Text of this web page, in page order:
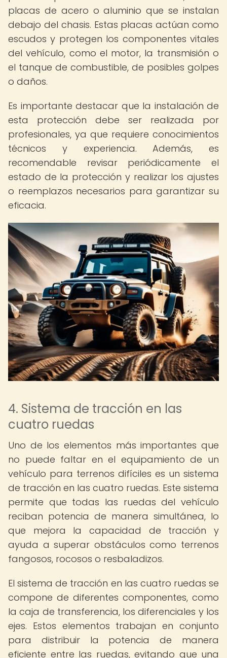
placas de acero o aluminio que se instalan
debajo del chasis. Estas placas actúan como
escudos y protegen los componentes vitales
del vehículo, como el motor, la transmisión o
el tanque de combustible, de posibles golpes
o daños.
Es importante destacar que la instalación de
esta protección debe ser realizada por
profesionales, ya que requiere conocimientos
técnicos y experiencia. Además, es
recomendable revisar periódicamente el
estado de la protección y realizar los ajustes
o reemplazos necesarios para garantizar su
eficacia.
4. Sistema de tracción en las
cuatro ruedas
Uno de los elementos más importantes que
no puede faltar en el equipamiento de un
vehículo para terrenos difíciles es un sistema
de tracción en las cuatro ruedas. Este sistema
permite que todas las ruedas del vehículo
reciban potencia de manera simultánea, lo
que mejora la capacidad de tracción y
ayuda a superar obstáculos como terrenos
fangosos, rocosos o resbaladizos.
El sistema de tracción en las cuatro ruedas se
compone de diferentes componentes, como
la caja de transferencia, los diferenciales y los
ejes. Estos elementos trabajan en conjunto
para distribuir la potencia de manera
eficiente entre las ruedas, evitando que una